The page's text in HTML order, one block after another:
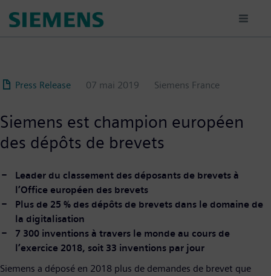
au
Press Release 07 mai 2019 Siemens France
Siemens est champion européen
des dépôts de brevets
Leader du classement des déposants de brevets à
l’Office européen des brevets
Plus de 25 % des dépôts de brevets dans le domaine de
la digitalisation
7 300 inventions à travers le monde au cours de
l’exercice 2018, soit 33 inventions par jour
Siemens a déposé en 2018 plus de demandes de brevet que